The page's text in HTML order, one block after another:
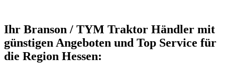
Ihr Branson / TYM Traktor Händler mit
günstigen Angeboten und Top Service für
die Region Hessen: